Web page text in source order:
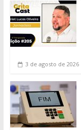
3 de agosto de 2026